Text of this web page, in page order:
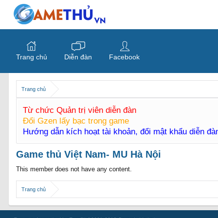
Trang chủ
Từ chức Quản trị viên diễn đàn
Đổi Gzen lấy bạc trong game
Hướng dẫn kích hoạt tài khoản, đổi mật khẩu diễn
Game thủ Việt Nam- MU Hà Nội
This member does not have any content.
Trang chủ
Trang chủ Diễn đàn Facebook